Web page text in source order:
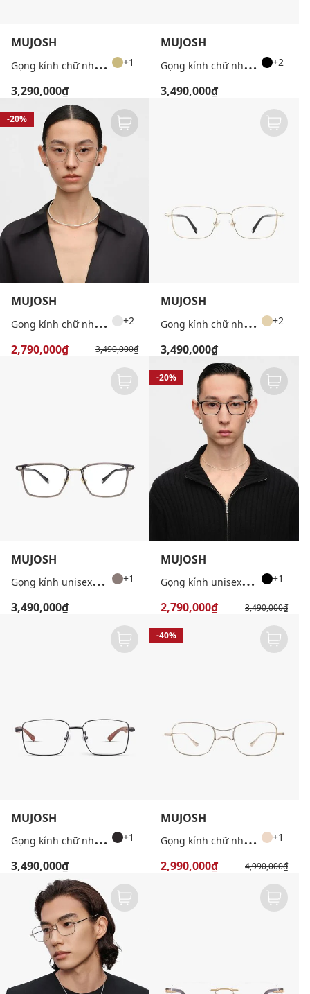
MUJOSH
G
ọng kính chữ nhật unisex bản mảnh +1
3,290,000₫
MUJOSH
G
ọng kính chữ nhật unisex bản mảnh +2
3,490,000₫
-20%
MUJOSH
G
ọng kính chữ nhật unisex bản mảnh +2
2,790,000₫ 3,490,000₫
MUJOSH
G
ọng kính chữ nhật unisex bản mảnh +2
3,490,000₫
MUJOSH
G
ọng kính unisex chữ nhật bản mảnh +1
3,490,000₫
-20%
MUJOSH
G
ọng kính unisex chữ nhật bản mảnh +1
2,790,000₫ 3,490,000₫
MUJOSH
G
ọng kính chữ nhật unisex bản mảnh +1
3,490,000₫
-40%
MUJOSH
G
ọng kính chữ nhật unisex bản mảnh +1
2,990,000₫ 4,990,000₫